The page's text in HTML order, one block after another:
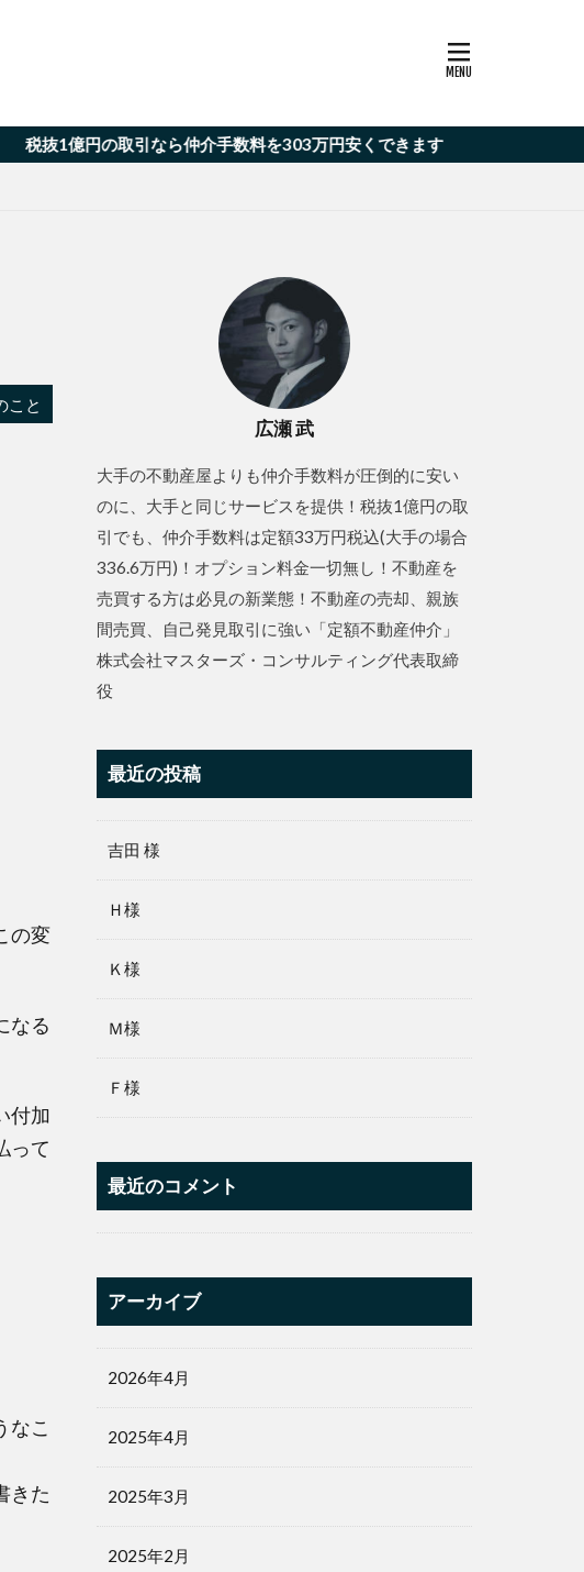
円の取引なら仲介手数料を303万円安くできます
こと
の変
なる
付加
って
なこ
きた
広瀬 武
大手の不動産屋よりも仲介手数料が圧倒的に安い
のに、大手と同じサービスを提供！税抜1億円の取
引でも、仲介手数料は定額33万円税込(大手の場合
336.6万円)！オプション料金一切無し！不動産を
売買する方は必見の新業態！不動産の売却、親族
間売買、自己発見取引に強い「定額不動産仲介」
株式会社マスターズ・コンサルティング代表取締
役
最近の投稿
吉田 様
Ｈ様
Ｋ様
Ｍ様
Ｆ様
最近のコメント
アーカイブ
2026年4月
2025年4月
2025年3月
2025年2月